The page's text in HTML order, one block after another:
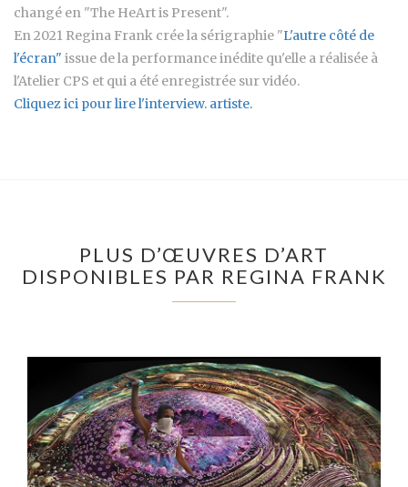
changé en "The HeArt is Present".
En 2021 Regina Frank crée la sérigraphie "L'autre côté de
l'écran" issue de la performance inédite qu'elle a réalisée à
l'Atelier CPS et qui a été enregistrée sur vidéo.
Cliquez ici pour lire l'interview. artiste.
PLUS D’ŒUVRES D’ART
DISPONIBLES PAR REGINA FRANK